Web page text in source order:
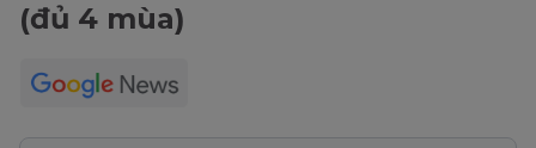
(đủ 4 mùa)